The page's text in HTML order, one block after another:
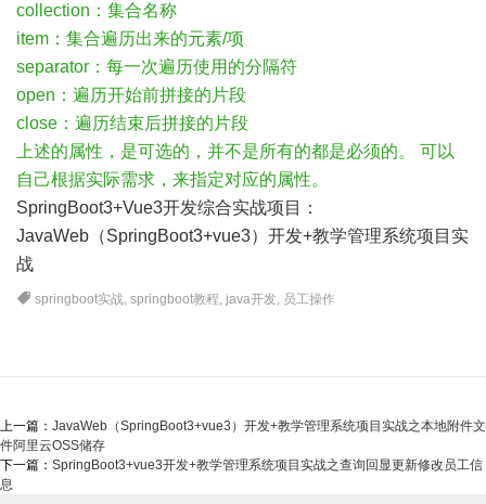
collection：集合名称
item：集合遍历出来的元素/项
separator：每一次遍历使用的分隔符
open：遍历开始前拼接的片段
close：遍历结束后拼接的片段
上述的属性，是可选的，并不是所有的都是必须的。 可以
自己根据实际需求，来指定对应的属性。
SpringBoot3+Vue3开发综合实战项目：
JavaWeb（SpringBoot3+vue3）开发+教学管理系统项目实
战
springboot实战,springboot教程, java开发, 员工操作
上一篇： JavaWeb（SpringBoot3+vue3）开发+教学管理系统项目实战之本地附件文
件阿里云OSS储存
下一篇： SpringBoot3+vue3开发+教学管理系统项目实战之查询回显更新修改员工信
息